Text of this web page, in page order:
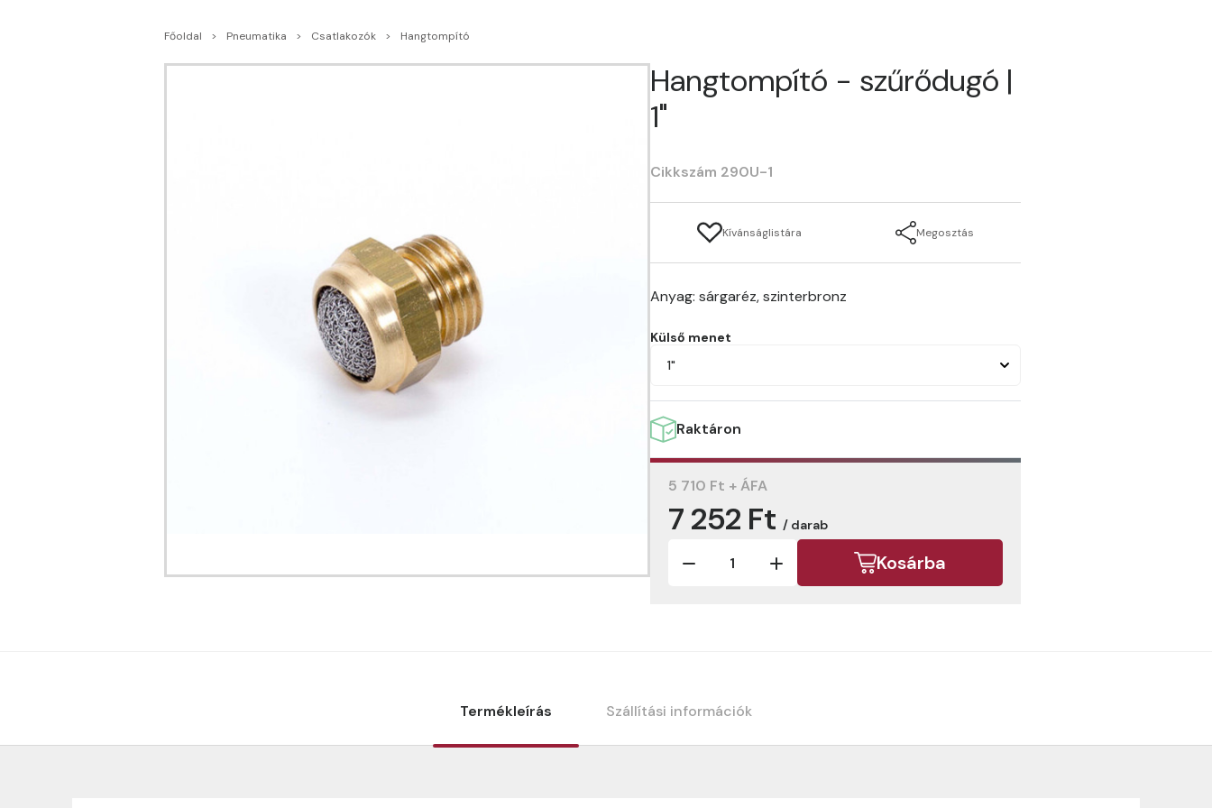
Főoldal Pneumatika Csatlakozók Hangtompító
Hangtompító - szűrődugó |
1"
Cikkszám 290U-1
Kívánságlistára Megosztás
Anyag: sárgaréz, szinterbronz
Külső menet
1"
Raktáron
5 710 Ft + ÁFA
7 252 Ft / darab
Kosárba
Termékleírás Szállítási információk